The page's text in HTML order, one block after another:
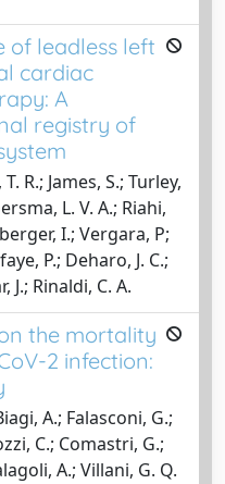
of leadless left
cardiac
A
registry of
R.; James, S.; Turley,
L. V. A.; Riahi,
I.; Vergara, P;
P.; Deharo, J. C.;
J.; Rinaldi, C. A.
the mortality
2 infection:
A.; Falasconi, G.;
C.; Comastri, G.;
A.; Villani, G. Q.